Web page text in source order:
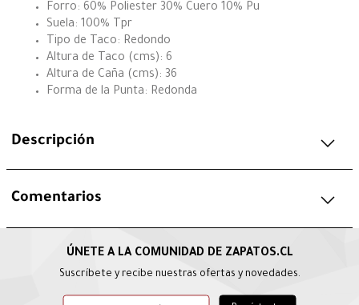
Forro: 60% Poliester 30% Cuero 10% Pu
Suela: 100% Tpr
Tipo de Taco: Redondo
Altura de Taco (cms): 6
Altura de Caña (cms): 36
Forma de la Punta: Redonda
Descripción
Comentarios
Suscríbete y recibe nuestras ofertas y novedades.